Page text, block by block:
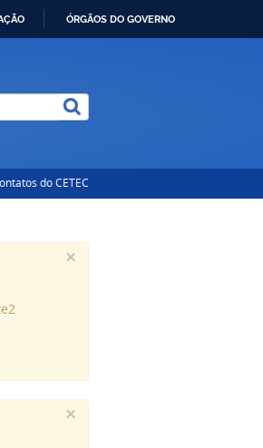
ÓRGÃOS DO GOVERNO
do CETEC
×
×